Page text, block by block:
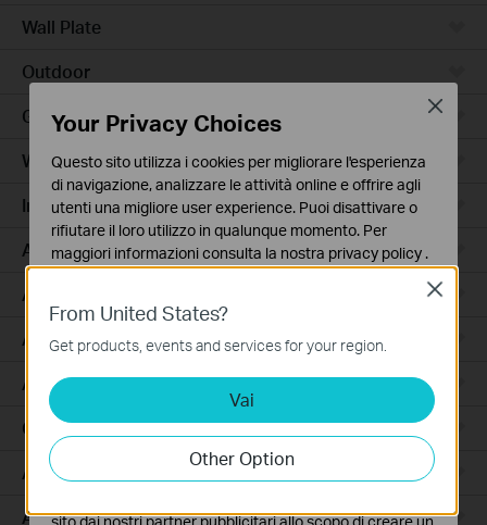
Wall Plate
Outdoor
Gateway
Wireless Bridge
Industrial
Access Max
Agile
Access
Access Pro
GPON
Aggregation
Access Plus
From United States?
Get products, events and services for your region.
Vai
Other Option
Close
Your Privacy Choices
Questo sito utilizza i cookies per migliorare l'esperienza
di navigazione, analizzare le attività online e offrire agli
utenti una migliore user experience. Puoi disattivare o
rifiutare il loro utilizzo in qualunque momento. Per
maggiori informazioni consulta la nostra privacy policy .
Questi cookies sono necessari per il corretto
funzionamento del sito e non possono essere disattivati
nel tuo sistema.
Analytics e Marketing Cookies
I cookies analitici ci permettono di analizzare le tue
attività sul nostro sito allo scopo di migliorarne le
funzionalità.
sito dai nostri partner pubblicitari allo scopo di creare un
Close